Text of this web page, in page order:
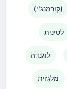
(קורמנג'י)
לטינית
לוגנדה
מלגזית